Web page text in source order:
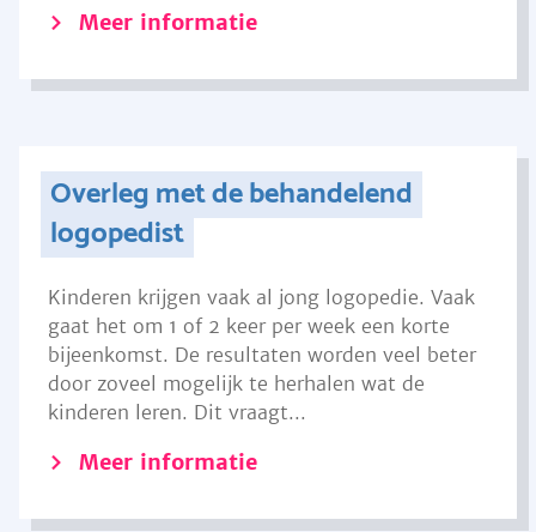
Meer informatie
Overleg met de behandelend
logopedist
Kinderen krijgen vaak al jong logopedie. Vaak
gaat het om 1 of 2 keer per week een korte
bijeenkomst. De resultaten worden veel beter
door zoveel mogelijk te herhalen wat de
kinderen leren. Dit vraagt...
Meer informatie